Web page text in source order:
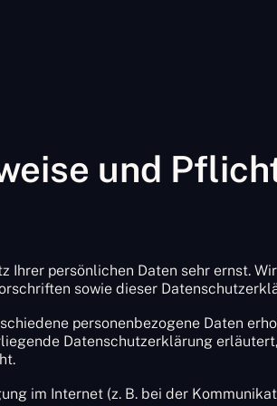
und
Ihrer persönlichen Daten sehr ernst.
sowie dieser
personenbezogene Daten
Datenschutzerklärung
im Internet (z. B. bei der